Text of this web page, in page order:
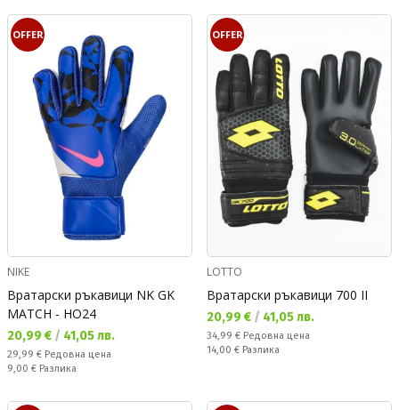
OFFER
NIKE
Вратарски ръкавици NK GK
MATCH - HO24
Текуща цена:
20,99 € / 41,05 лв.
Редовна цена:
29,99 € Редовна цена
Спестявате:
9,00 € Разлика
OFFER
LOTTO
Вратарски ръкавици 700 II
Текуща цена:
20,99 € / 41,05 лв.
Редовна цена:
34,99 € Редовна цена
Спестявате:
14,00 € Разлика